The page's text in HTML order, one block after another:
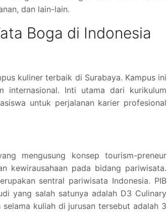
dan lain-lain.
Boga di Indonesia
kuliner terbaik di Surabaya. Kampus ini
internasional. Inti utama dari kurikulum
untuk perjalanan karier profesional
mengusung konsep tourism-preneur
kewirausahaan pada bidang pariwisata.
sentral pariwisata Indonesia. PIB
yang salah satunya adalah D3 Culinary
kuliah di jurusan tersebut adalah 3